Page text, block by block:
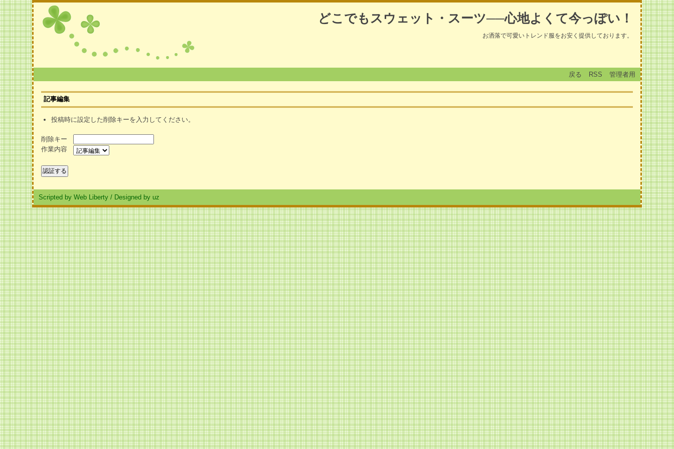
どこでもスウェット・スーツ──心地よくて今っぽい！
お洒落で可愛いトレンド服をお安く提供しております。
戻る RSS 管理者用
記事編集
投稿時に設定した削除キーを入力してください。
削除キー
作業内容
Scripted by Web Liberty / Designed by uz